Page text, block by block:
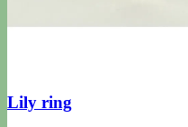
Lily ring